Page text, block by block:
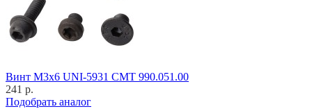
Винт M3x6 UNI-5931 CMT 990.051.00
241 р.
Подобрать аналог